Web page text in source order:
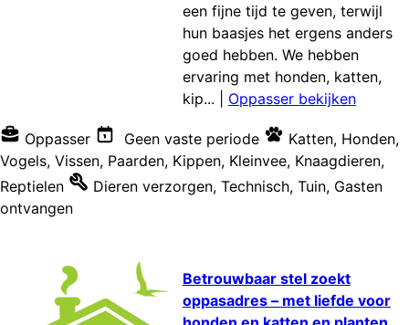
een fijne tijd te geven, terwijl
hun baasjes het ergens anders
goed hebben. We hebben
ervaring met honden, katten,
kip...
Oppasser bekijken
Oppasser Geen vaste periode Katten, Honden,
Vogels, Vissen, Paarden, Kippen, Kleinvee, Knaagdieren,
Reptielen
Dieren verzorgen, Technisch, Tuin, Gasten
ontvangen
Betrouwbaar stel zoekt
oppasadres – met liefde voor